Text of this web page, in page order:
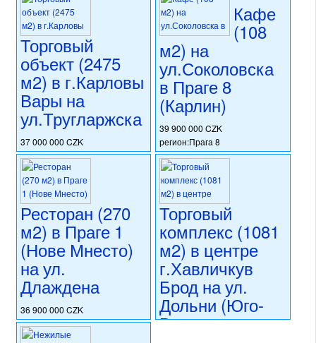
Торговый
объект (2475
м2) в г.Карловы
Вары на
ул.Тругларжска
37 000 000 CZK
регион:Карловы Вары
раздел: объекты для
коммерческого использования
состояние: стандарт
номер объекта:20615
Кафе
(108
м2) на
ул.Соколовска
в Праге 8
(Карлин)
39 900 000 CZK
регион:Прага 8
раздел: объекты для
коммерческого использования
состояние: стандарт
номер объекта:
Ресторан (270
м2) в Праге 1
(Нове Мнесто)
на ул.
Длаждена
36 900 000 CZK
регион:Прага 1
раздел: объекты для
Торговый
комплекс (1081
м2) в центре
г.Хавличкув
Брод на ул.
Дольни (Юго-
Восточная